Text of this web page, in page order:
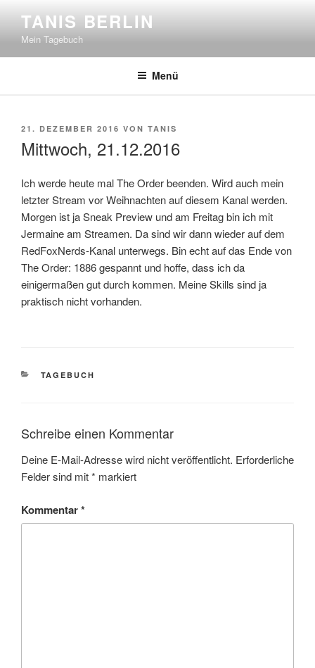
springen
TANIS BERLIN
Mein Tagebuch
Menü
VERÖFFENTLICHT
21. DEZEMBER 2016 VON TANIS
Mittwoch, 21.12.2016
Ich werde heute mal The Order beenden. Wird auch mein
letzter Stream vor Weihnachten auf diesem Kanal werden.
Morgen ist ja Sneak Preview und am Freitag bin ich mit
Jermaine am Streamen. Da sind wir dann wieder auf dem
RedFoxNerds-Kanal unterwegs. Bin echt auf das Ende von
The Order: 1886 gespannt und hoffe, dass ich da
einigermaßen gut durch kommen. Meine Skills sind ja
praktisch nicht vorhanden.
KATEGORIEN
TAGEBUCH
Schreibe einen Kommentar
Deine E-Mail-Adresse wird nicht veröffentlicht. Erforderliche
Felder sind mit* markiert
Kommentar*